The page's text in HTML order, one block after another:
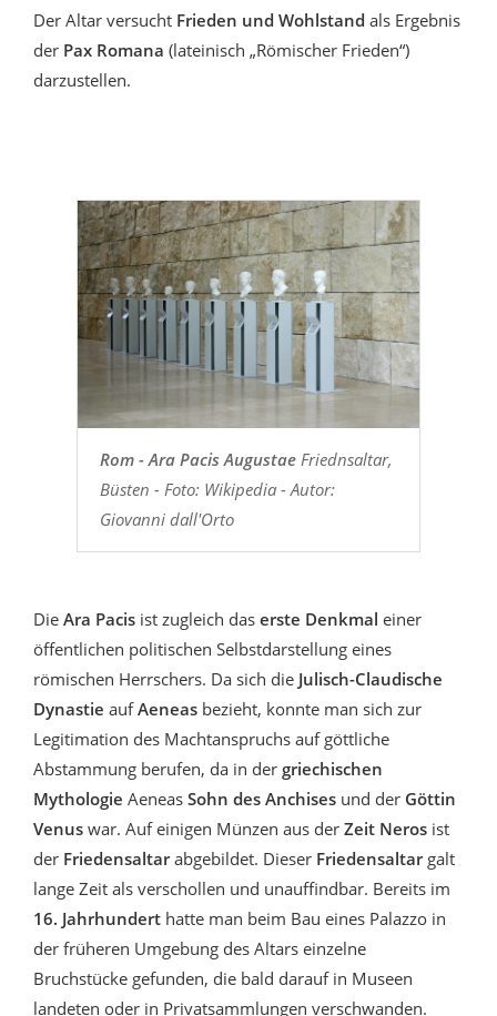
Der Altar versucht Frieden und Wohlstand als Ergebnis
der Pax Romana (lateinisch „Römischer Frieden“)
darzustellen.
Rom - Ara Pacis AugustaeFriednsaltar,
Büsten - Foto: Wikipedia - Autor:
Giovanni dall'Orto
Die Ara Pacis ist zugleich das erste Denkmal einer
öffentlichen politischen Selbstdarstellung eines
römischen Herrschers. Da sich die Julisch-Claudische
Dynastie aufAeneas bezieht, konnte man sich zur
Legitimation des Machtanspruchs auf göttliche
Abstammung berufen, da in der griechischen
Mythologie Aeneas Sohn des Anchises und der Göttin
Venus war. Auf einigen Münzen aus der Zeit Neros ist
der Friedensaltarabgebildet. Dieser Friedensaltargalt
lange Zeit als verschollen und unauffindbar. Bereits im
16. Jahrhundert hatte man beim Bau eines Palazzo in
der früheren Umgebung des Altars einzelne
Bruchstücke gefunden, die bald darauf in Museen
landeten oder in Privatsammlungen verschwanden.